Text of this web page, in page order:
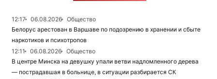
12:17 06.08.2026
Общество
Белорус арестован в Варшаве по подозрению в хранении и сбыте
наркотиков и психотропов
12:11
06.08.2026
Общество
В центре Минска на девушку упали ветви надломленного дерева
— пострадавшая в больнице, в ситуации разбирается СК